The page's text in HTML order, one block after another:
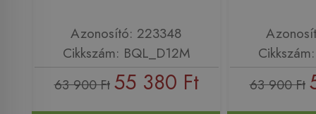
Azonosító: 223348
Cikkszám: BQL_D12M
63 900 Ft 55 380 Ft 63 900 Ft